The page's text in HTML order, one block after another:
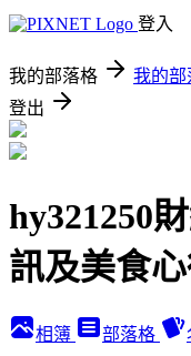
登入
我的部落格 我的部
登出
hy321250
訊及美食
相簿 部落格